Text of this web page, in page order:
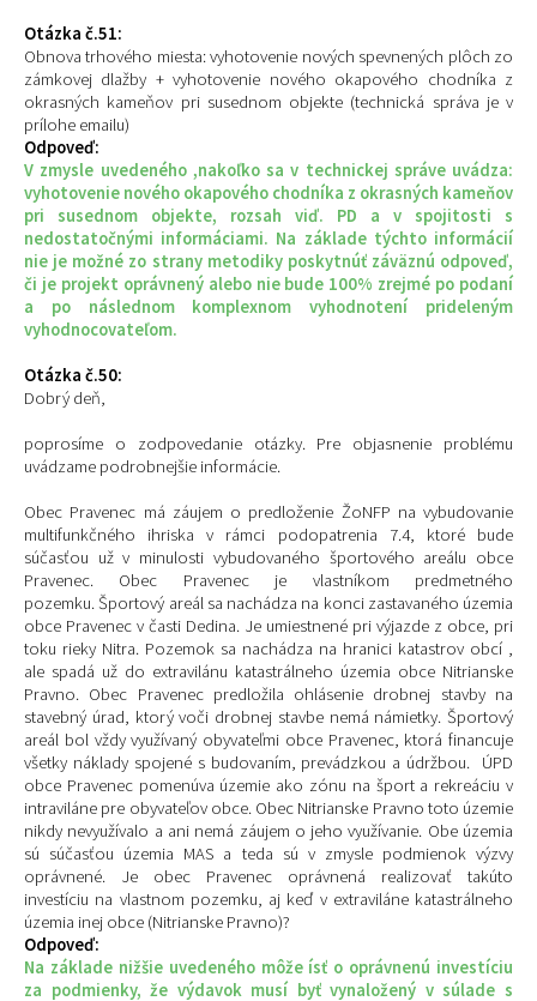
Otázka č.51:
Obnova trhového miesta: vyhotovenie nových spevnených plôch zo
zámkovej dlažby + vyhotovenie nového okapového chodníka z
okrasných kameňov pri susednom objekte (technická správa je v
prílohe emailu)
Odpoveď:
V zmysle uvedeného ,nakoľko sa v technickej správe uvádza:
vyhotovenie nového okapového chodníka z okrasných kameňov
pri susednom objekte, rozsah viď. PD a v spojitosti s
nedostatočnými informáciami. Na základe týchto informácií
nie je možné zo strany metodiky poskytnúť záväznú odpoveď,
či je projekt oprávnený alebo nie bude 100% zrejmé po podaní
a po následnom komplexnom vyhodnotení prideleným
vyhodnocovateľom.
Otázka č.50:
Dobrý deň,
poprosíme o zodpovedanie otázky. Pre objasnenie problému
uvádzame podrobnejšie informácie.
Obec Pravenec má záujem o predloženie ŽoNFP na vybudovanie
multifunkčného ihriska v rámci podopatrenia 7.4, ktoré bude
súčasťou už v minulosti vybudovaného športového areálu obce
Pravenec. Obec Pravenec je vlastníkom predmetného
pozemku. Športový areál sa nachádza na konci zastavaného územia
obce Pravenec v časti Dedina. Je umiestnené pri výjazde z obce, pri
toku rieky Nitra. Pozemok sa nachádza na hranici katastrov obcí ,
ale spadá už do extravilánu katastrálneho územia obce Nitrianske
Pravno. Obec Pravenec predložila ohlásenie drobnej stavby na
stavebný úrad, ktorý voči drobnej stavbe nemá námietky. Športový
areál bol vždy využívaný obyvateľmi obce Pravenec, ktorá financuje
všetky náklady spojené s budovaním, prevádzkou a údržbou. ÚPD
obce Pravenec pomenúva územie ako zónu na šport a rekreáciu v
intraviláne pre obyvateľov obce. Obec Nitrianske Pravno toto územie
nikdy nevyužívalo a ani nemá záujem o jeho využívanie. Obe územia
sú súčasťou územia MAS a teda sú v zmysle podmienok výzvy
oprávnené. Je obec Pravenec oprávnená realizovať takúto
investíciu na vlastnom pozemku, aj keď v extraviláne katastrálneho
územia inej obce (Nitrianske Pravno)?
Odpoveď:
Na základe nižšie uvedeného môže ísť o oprávnenú investíciu
za podmienky, že výdavok musí byť vynaložený v súlade s